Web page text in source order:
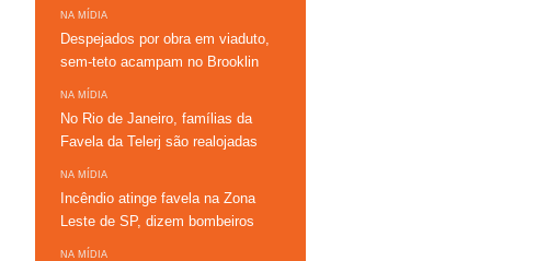
NA MÍDIA
Despejados por obra em viaduto,
sem-teto acampam no Brooklin
NA MÍDIA
No Rio de Janeiro, famílias da
Favela da Telerj são realojadas
NA MÍDIA
Incêndio atinge favela na Zona
Leste de SP, dizem bombeiros
NA MÍDIA